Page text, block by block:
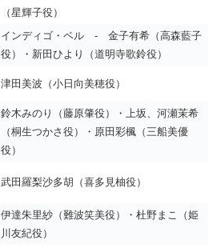
（星輝子役）
インディゴ・ベル - 金子有希（高森藍子
役）・新田ひより（道明寺歌鈴役）
津田美波（小日向美穂役）
鈴木みのり（藤原肇役）・上坂、河瀬茉希
（桐生つかさ役）・原田彩楓（三船美優
役）
武田羅梨沙多胡（喜多見柚役）
伊達朱里紗（難波笑美役）・杜野まこ（姫
川友紀役）